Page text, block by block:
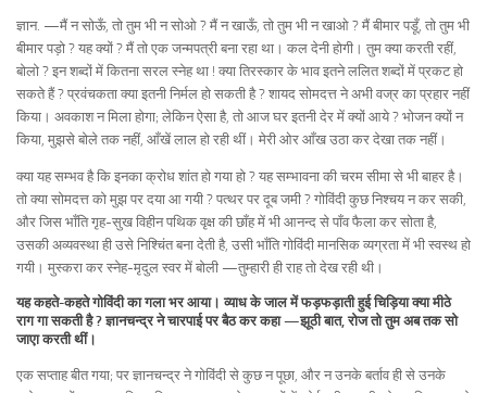
ज्ञान. —मैं न सोऊँ, तो तुम भी न सोओ ? मैं न खाऊँ, तो तुम भी न खाओ ? मैं बीमार पडूँ, तो तुम भी
बीमार पड़ो ? यह क्यों ? मैं तो एक जन्मपत्री बना रहा था। कल देनी होगी। तुम क्या करती रहीं,
बोलो ? इन शब्दों में कितना सरल स्नेह था ! क्या तिरस्कार के भाव इतने ललित शब्दों में प्रकट हो
सकते हैं ? प्रवंचकता क्या इतनी निर्मल हो सकती है ? शायद सोमदत्त ने अभी वज्र का प्रहार नहीं
किया। अवकाश न मिला होगा; लेकिन ऐसा है, तो आज घर इतनी देर में क्यों आये ? भोजन क्यों न
किया, मुझसे बोले तक नहीं, आँखें लाल हो रही थीं। मेरी ओर आँख उठा कर देखा तक नहीं।
क्या यह सम्भव है कि इनका क्रोध शांत हो गया हो ? यह सम्भावना की चरम सीमा से भी बाहर है।
तो क्या सोमदत्त को मुझ पर दया आ गयी ? पत्थर पर दूब जमी ? गोविंदी कुछ निश्चय न कर सकी,
और जिस भाँति गृह-सुख विहीन पथिक वृक्ष की छाँह में भी आनन्द से पाँव फैला कर सोता है,
उसकी अव्यवस्था ही उसे निश्चिंत बना देती है, उसी भाँति गोविंदी मानसिक व्यग्रता में भी स्वस्थ हो
गयी। मुस्करा कर स्नेह-मृदुल स्वर में बोली —तुम्हारी ही राह तो देख रही थी।
यह कहते-कहते गोविंदी का गला भर आया। व्याध के जाल में फड़फड़ाती हुई चिड़िया क्या मीठे
राग गा सकती है ? ज्ञानचन्द्र ने चारपाई पर बैठ कर कहा —झूठी बात, रोज तो तुम अब तक सो
जाएा करती थीं।
एक सप्ताह बीत गया; पर ज्ञानचन्द्र ने गोविंदी से कुछ न पूछा, और न उनके बर्ताव ही से उनके